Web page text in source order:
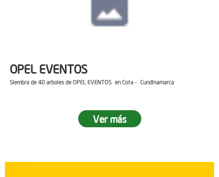
OPEL EVENTOS
Siembra de 40 arboles de OPEL EVENTOS en Cota - Cundinamarca
Ver más